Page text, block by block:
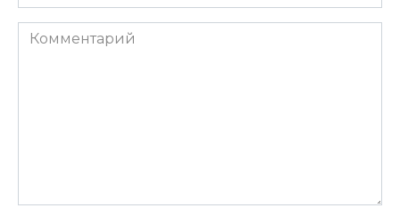
Комментарий